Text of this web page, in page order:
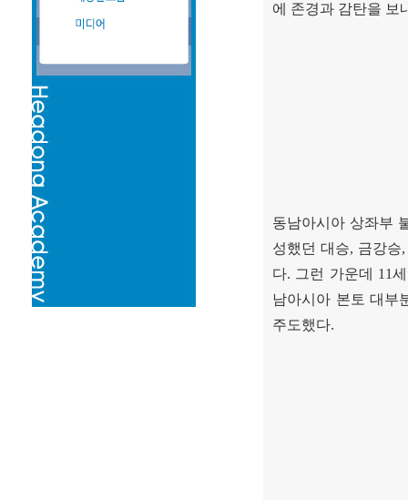
에 존경과 감탄을 보
동남아시아 상좌부
성했던 대승, 금강승
다. 그런 가운데 11
남아시아 본토 대부
주도했다.